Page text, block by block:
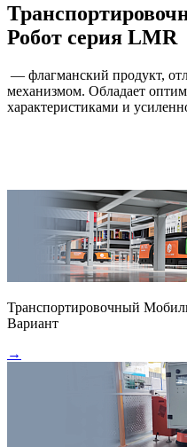
Робот серия LMR
— флагманский продукт,
механизмом. Обладает
характеристиками и
Транспортировочный
Вариант
→